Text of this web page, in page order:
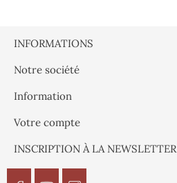
INFORMATIONS
Notre société
Information
Votre compte
INSCRIPTION À LA NEWSLETTER